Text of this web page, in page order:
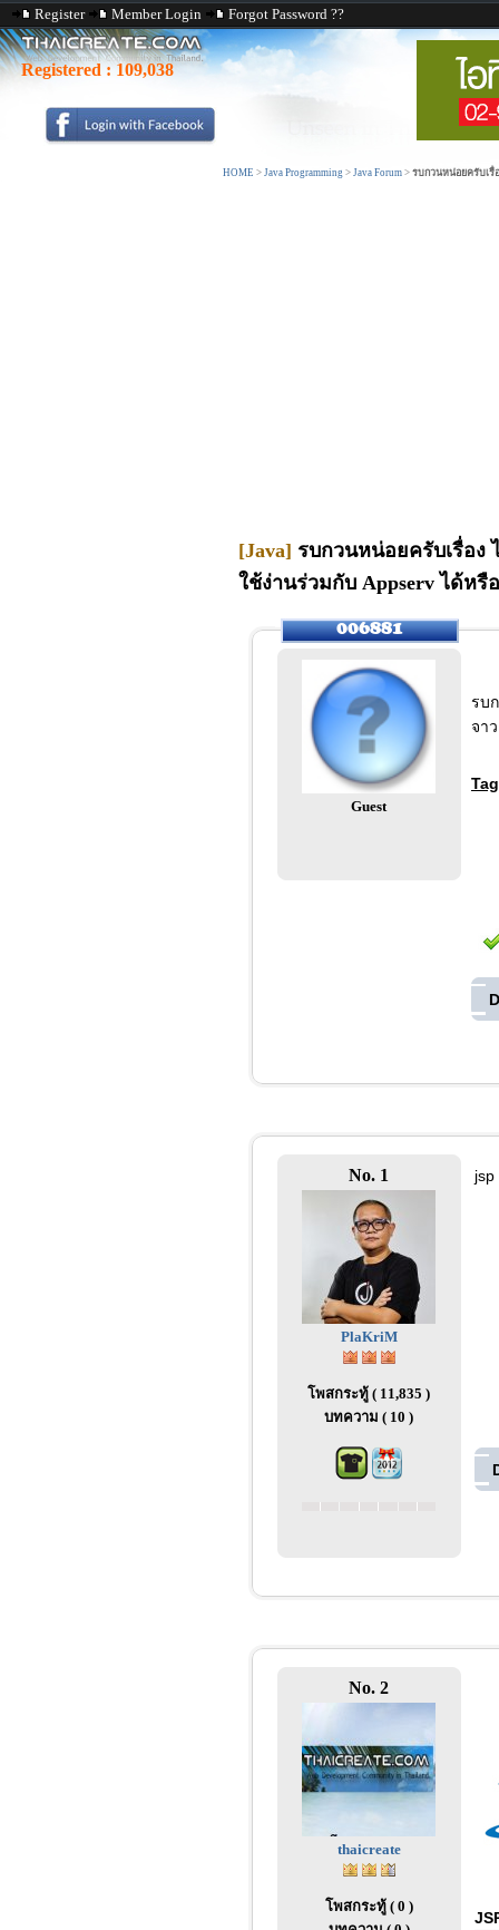
Register Member Login Forgot Password ??
Registered : 109,038
HOME > Java Programming > Java Forum > รบกวนหน่อยครับเรื่
[Java] รบกวนหน่อยครับเรื่อง
ใช้ง่านร่วมกับ Appserv ได้หรื
Guest
รบ
จา
Tag
No. 1
PlaKriM
โพสกระทู้ ( 11,835 )
บทความ ( 10 )
No. 2
thaicreate
โพสกระทู้ ( 0 )